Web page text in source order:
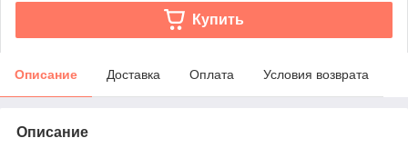
Купить
Описание Доставка Оплата Условия возврата
Описание